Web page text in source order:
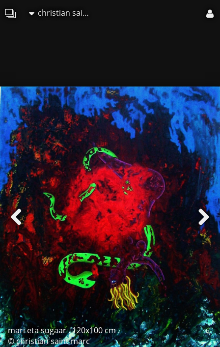
christian saint marc
mari eta sugaar . 120x100 cm .
© christian saint marc